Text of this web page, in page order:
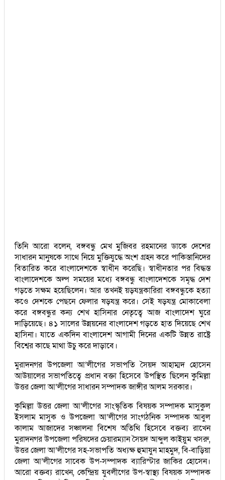
তিনি আরো বলেন, বঙ্গবন্ধু মেখ মুজিবর রহমানের ডাকে দেশের
সাধারন মানুষকে সাথে নিয়ে মুক্তিযুদ্ধে অংশ গ্রহন করে পাকিস্তানিদের
বিতারিত করে বাংলাদেশকে স্বাধীন করেছি। স্বাধীনতার পর বিদ্ধস্ত
বাংলাদেশকে অল্প সময়ের মধ্যে বঙ্গবন্ধু বাংলাদেশকে সমৃদ্ধ দেশ
গড়তে সক্ষম হয়েছিলেন। আর তখনই য়ড়যন্ত্রকারিরা বঙ্গবন্ধুকে হত্যা
কওে দেশকে পেছনে ফেলার ষড়যন্ত্র করে। সেই ষড়যন্ত্র মোকাবেলা
করে বঙ্গবন্ধুর কন্য শেখ হাসিনার নেতৃত্বে আজ বাংলাদেশ ঘুরে
দাড়িয়েছে। ৪১ সালের উন্নয়নের বাংলাদেশ গড়তে হাত দিয়েছে শেখ
হাসিনা। যাতে একদিন বাংলাদেশ আগামী দিনের একটি উন্নত রাষ্ট্রে
বিশ্বের কাছে মাথা উচু করে দাড়াবে।
মুরাদনগর উপজেলা আ’লীগের সভাপতি সৈয়দ আহাম্মদ হোসেন
আউয়ালের সভাপতিত্বে প্রধান বক্তা হিসেবে উপস্থিত ছিলেন কুমিল্লা
উত্তর জেলা আ’লীগের সাধারন সম্পাদক জাঙ্গীর আলম সরকার।
কুমিল্লা উত্তর জেলা আ’লীগের সাংস্কৃতিক বিষয়ক সম্পাদক মাসুকুল
ইসলাম মাসুক ও উপজেলা আ’লীগের সাংগঠনিক সম্পাদক আবুল
কালাম আজাদের সঞ্চালনা বিশেষ অতিথি হিসেবে বক্তব্য রাখেন
মুরাদনগর উপজেলা পরিষদের চেয়ারম্যান সৈয়দ আব্দুল কাইয়ুম খসরু,
উত্তর জেলা আ’লীগের সহ-সভাপতি অধ্যক্ষ হুমাযুন মাহমুদ, বি-বাড়িয়া
জেলা আ’লীগের সাবেক উপ-সম্পাদক ব্যারিস্টার জাকির হোসেন।
আরো বক্তব্য রাখেন, কেন্দ্রিয় যুবলীগের উপ-স্বাস্থ্য বিষয়ক সম্পাদক